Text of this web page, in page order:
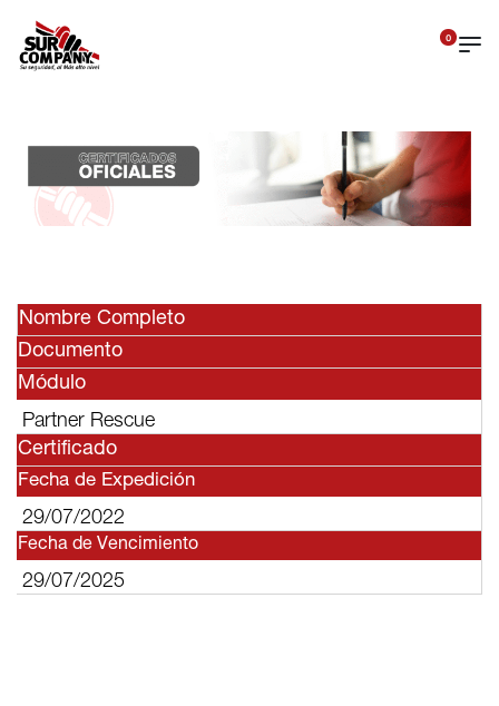
0
Nombre Completo
Documento
Módulo
Partner Rescue
Certificado
Fecha de Expedición
29/07/2022
Fecha de Vencimiento
29/07/2025